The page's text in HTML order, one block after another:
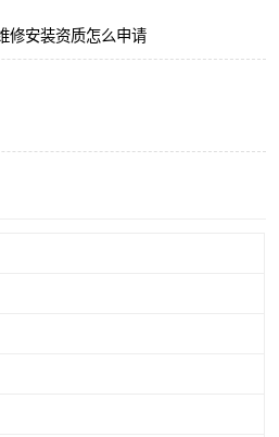
修安装资质怎么申请